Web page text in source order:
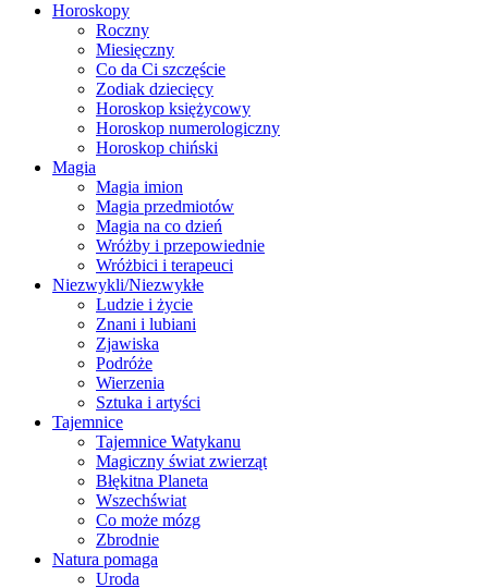
Horoskopy
Roczny
Miesięczny
Co da Ci szczęście
Zodiak dziecięcy
Horoskop księżycowy
Horoskop numerologiczny
Horoskop chiński
Magia
Magia imion
Magia przedmiotów
Magia na co dzień
Wróżby i przepowiednie
Wróżbici i terapeuci
Niezwykli/Niezwykłe
Ludzie i życie
Znani i lubiani
Zjawiska
Podróże
Wierzenia
Sztuka i artyści
Tajemnice
Tajemnice Watykanu
Magiczny świat zwierząt
Błękitna Planeta
Wszechświat
Co może mózg
Zbrodnie
Natura pomaga
Uroda